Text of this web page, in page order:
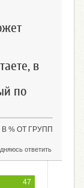
в
по
% ОТ ГРУПП
ответить
47